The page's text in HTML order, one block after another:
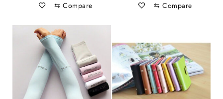
⇆ Compare ⇆ Compare